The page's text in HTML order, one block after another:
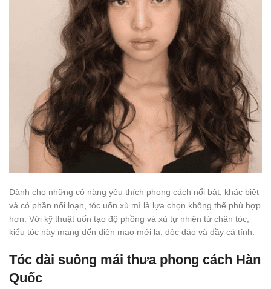
Dành cho những cô nàng yêu thích phong cách nổi bật, khác biệt
và có phần nổi loạn, tóc uốn xù mì là lựa chọn không thể phù hợp
hơn. Với kỹ thuật uốn tạo độ phồng và xù tự nhiên từ chân tóc,
kiểu tóc này mang đến diện mạo mới lạ, độc đáo và đầy cá tính.
Tóc dài suông mái thưa phong cách Hàn
Quốc